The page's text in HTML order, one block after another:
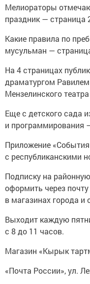
Мелиораторы
праздник — страница
Какие правила по
мусульман —
На 4 страницах
драматургом
Мензелинского
Еще с детского сада
и программирования
Приложение
с республиканскими
Подписку на
оформить через
в магазинах города и
Выходит каждую
с 8 до 11 часов.
Магазин «Кырык
«Почта России», ул.